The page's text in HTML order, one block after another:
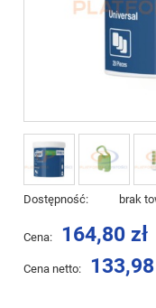
Dostępność: brak
Cena: 164,80 zł
Cena netto: 133,98